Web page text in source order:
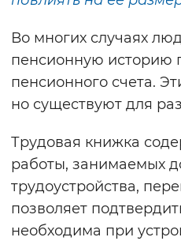
Включены
Воспроизвести
Вернуть
Во многих случаях
пенсионную историю
пенсионного счета.
но существуют для
Трудовая книжка
работы, занимаемых
трудоустройства,
позволяет
необходима при